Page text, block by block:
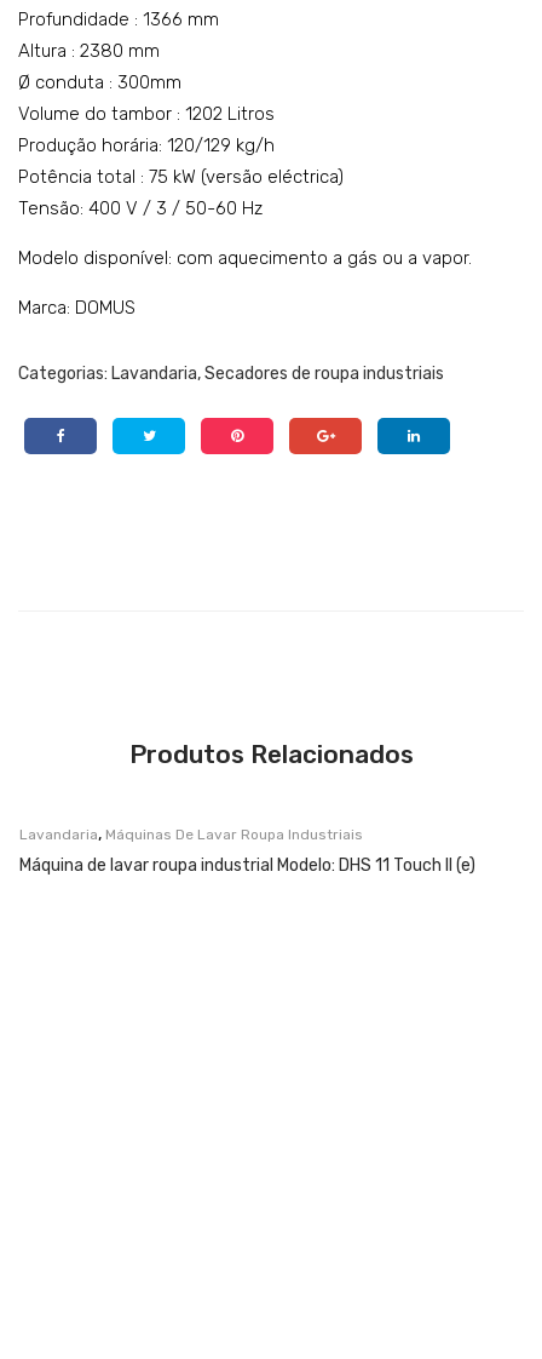
Profundidade : 1366 mm
Altura : 2380 mm
Ø conduta : 300mm
Volume do tambor : 1202 Litros
Produção horária: 120/129 kg/h
Potência total : 75 kW (versão eléctrica)
Tensão: 400 V / 3 / 50-60 Hz
Modelo disponível: com aquecimento a gás ou a vapor.
Marca: DOMUS
Categorias: Lavandaria,Secadores de roupa industriais
Produtos Relacionados
Lavandaria, Máquinas De Lavar Roupa Industriais
Máquina de lavar roupa industrial Modelo: DHS 11 Touch II (e)